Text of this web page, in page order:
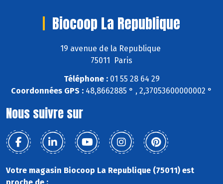
Biocoop La Republique
19 avenue de la Republique
75011 Paris
Téléphone :01 55 28 64 29
Coordonnées GPS : 48,8662885 ° , 2,37053600000002 °
Nous suivre sur
Votre magasin Biocoop La Republique (75011) est